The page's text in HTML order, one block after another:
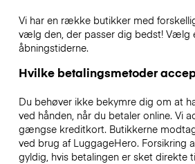
Vi har en række butikker med
vælg den, der passer dig bedst! Vælg
åbningstiderne.
Hvilke betalingsmetoder
Du behøver ikke bekymre dig om at
ved hånden, når du betaler online. Vi
gængse kreditkort. Butikkerne
ved brug af LuggageHero. Forsikring
gyldig, hvis betalingen er sket direkte